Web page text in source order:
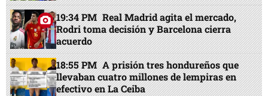
19:34 PM Real Madrid agita el mercado,
Rodri toma decisión y Barcelona cierra
acuerdo
18:55 PM A prisión tres hondureños que
llevaban cuatro millones de lempiras en
efectivo en La Ceiba